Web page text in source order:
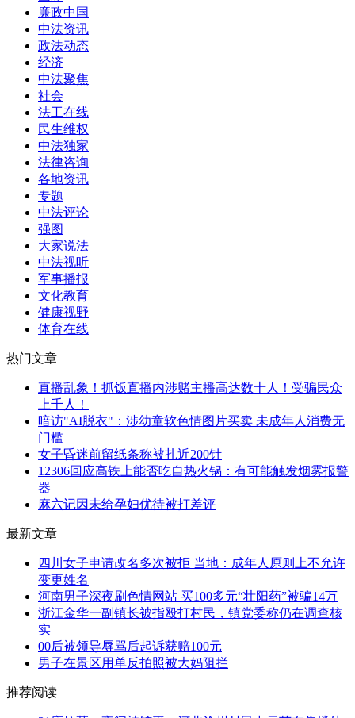
廉政中国
中法资讯
政法动态
经济
中法聚焦
社会
法工在线
民生维权
中法独家
法律咨询
各地资讯
专题
中法评论
强图
大家说法
中法视听
军事播报
文化教育
健康视野
体育在线
热门文章
直播乱象！抓饭直播内涉赌主播高达数十人！受骗民众
上千人！
暗访"AI脱衣"：涉幼童软色情图片买卖 未成年人消费无
门槛
女子昏迷前留纸条称被扎近200针
12306回应高铁上能否吃自热火锅：有可能触发烟雾报警
器
麻六记因未给孕妇优待被打差评
最新文章
四川女子申请改名多次被拒 当地：成年人原则上不允许
变更姓名
河南男子深夜刷色情网站 买100多元“壮阳药”被骗14万
浙江金华一副镇长被指殴打村民，镇党委称仍在调查核
实
00后被领导辱骂后起诉获赔100元
男子在景区用单反拍照被大妈阻拦
推荐阅读